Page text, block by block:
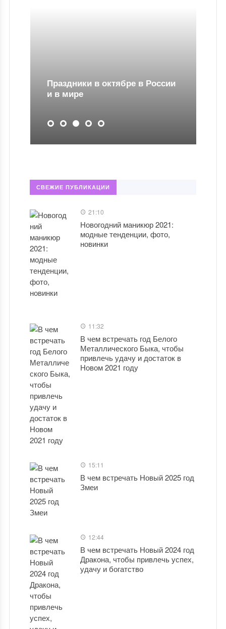
Праздники в октябре в России
и в мире
СВЕЖИЕ ПУБЛИКАЦИИ
21:10
Новогодний маникюр 2021:
модные тенденции, фото,
новинки
11:32
В чем встречать год Белого
Металлического Быка, чтобы
привлечь удачу и достаток в
Новом 2021 году
15:11
В чем встречать Новый 2025 год
Змеи
12:44
В чем встречать Новый 2024 год
Дракона, чтобы привлечь успех,
удачу и богатство